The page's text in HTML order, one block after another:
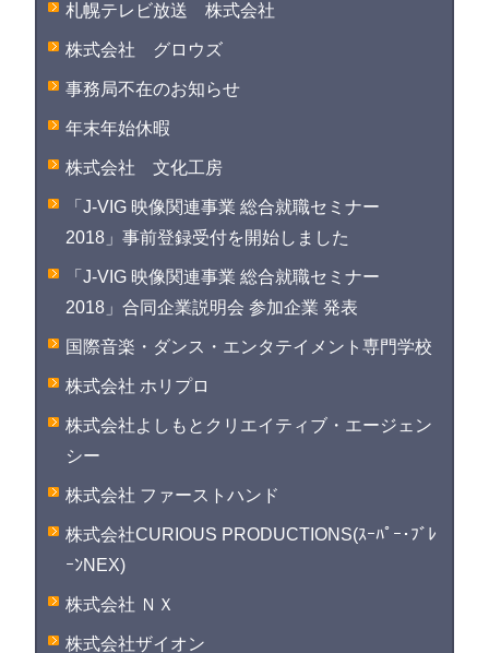
札幌テレビ放送 株式会社
株式会社 グロウズ
事務局不在のお知らせ
年末年始休暇
株式会社 文化工房
「J-VIG 映像関連事業 総合就職セミナー
2018」事前登録受付を開始しました
「J-VIG 映像関連事業 総合就職セミナー
2018」合同企業説明会 参加企業 発表
国際音楽・ダンス・エンタテイメント専門学校
株式会社 ホリプロ
株式会社よしもとクリエイティブ・エージェン
シー
株式会社 ファーストハンド
株式会社CURIOUS PRODUCTIONS(ｽｰﾊﾟｰ･ﾌﾞﾚ
ｰﾝNEX)
株式会社 ＮＸ
株式会社ザイオン